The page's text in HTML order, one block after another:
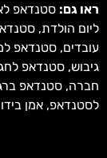
ראו גם: סטנדאפ
ליום הולדת,
עובדים, סטנדאפ
גיבוש, סטנדאפ
חברה, סטנדאפ
לסטנדאפ, אמן